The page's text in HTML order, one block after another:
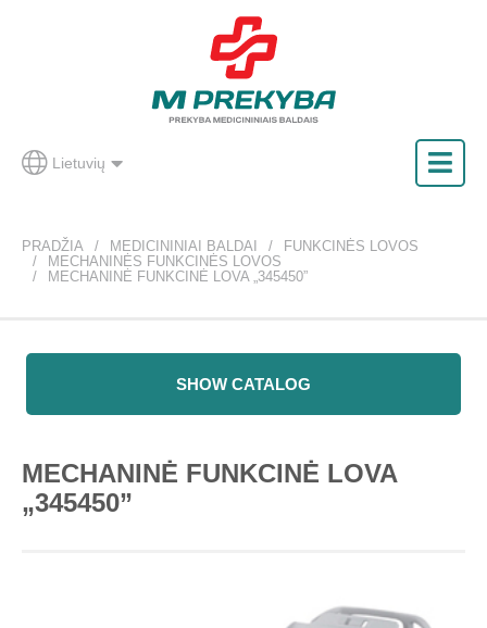
Lietuvių
PRADŽIA MEDICININIAI BALDAI
FUNKCINĖS LOVOS
MECHANINĖS FUNKCINĖS LOVOS
MECHANINĖ FUNKCINĖ LOVA „345450”
SHOW CATALOG
MECHANINĖ FUNKCINĖ LOVA
„345450”